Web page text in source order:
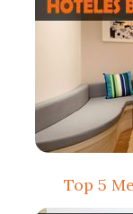
Top 5